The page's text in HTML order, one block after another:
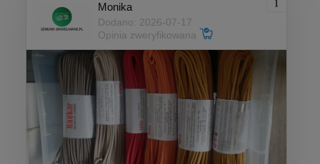
Monika
Dodano: 2026-07-17
Opinia zweryfikowana